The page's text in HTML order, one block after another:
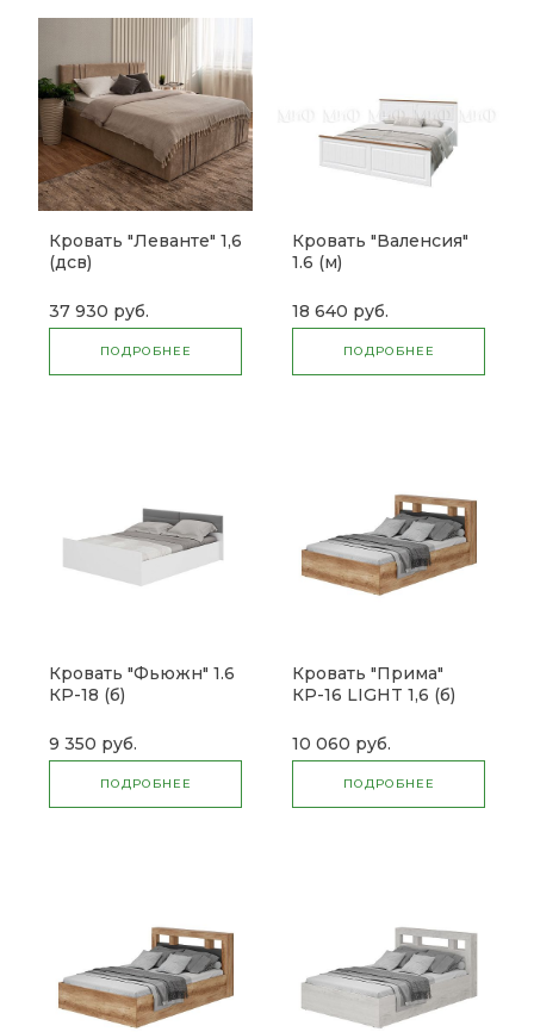
Кровать "Леванте" 1,6
(дсв)
37 930 руб.
ПОДРОБНЕЕ
Кровать "Валенсия"
1.6 (м)
18 640 руб.
ПОДРОБНЕЕ
Кровать "Фьюжн" 1.6
КР-18 (б)
9 350 руб.
ПОДРОБНЕЕ
Кровать "Прима"
КР-16 LIGHT 1,6 (б)
10 060 руб.
ПОДРОБНЕЕ